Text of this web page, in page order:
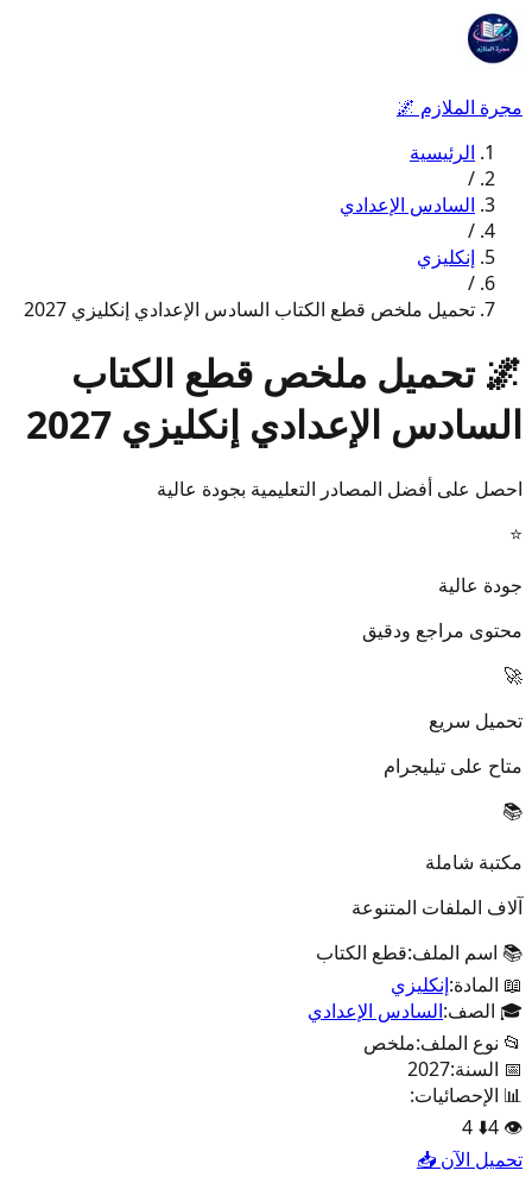
مجرة الملازم 🌌
الرئيسية
/
السادس الإعدادي
/
إنكليزي
/
تحميل ملخص قطع الكتاب السادس الإعدادي إنكليزي 2027
🌌 تحميل ملخص قطع الكتاب
السادس الإعدادي إنكليزي 2027
احصل على أفضل المصادر التعليمية بجودة عالية
⭐
جودة عالية
محتوى مراجع ودقيق
🚀
تحميل سريع
متاح على تيليجرام
📚
مكتبة شاملة
آلاف الملفات المتنوعة
📚 اسم الملف:قطع الكتاب
📖 المادة:إنكليزي
🎓 الصف:السادس الإعدادي
📂 نوع الملف:ملخص
📅 السنة:2027
📊 الإحصائيات:
👁️
4
⬇️
4
تحميل الآن 📥